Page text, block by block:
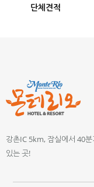
단체견적
강촌IC 5km, 잠실에서 40
있는 곳!